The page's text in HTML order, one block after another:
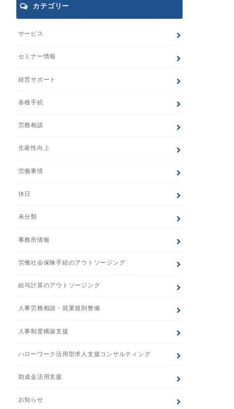
カテゴリー
サービス
セミナー情報
経営サポート
各種手続
労務相談
生産性向上
労働事情
休日
未分類
事務所情報
労働社会保険手続のアウトソージング
給与計算のアウトソージング
人事労務相談・就業規則整備
人事制度構築支援
ハローワーク活用型求人支援コンサルティング
助成金活用支援
お知らせ